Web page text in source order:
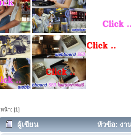
หน้า: [1]
ผู้เขียน
หัวข้อ: งา